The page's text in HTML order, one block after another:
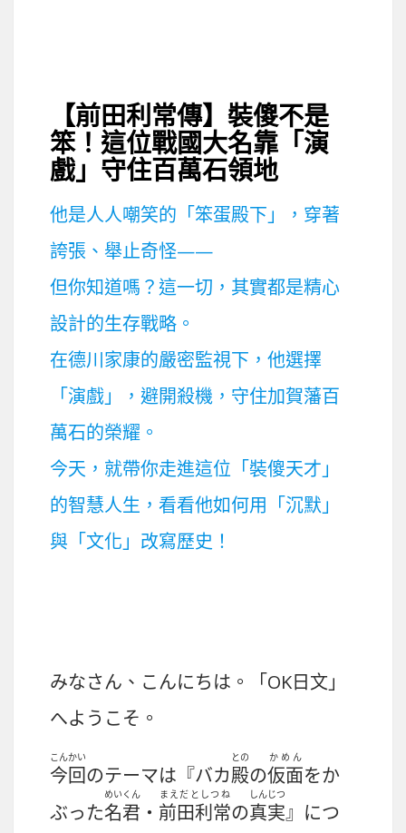
【前田利常傳】裝傻不是
笨！這位戰國大名靠「演
戲」守住百萬石領地
他是人人嘲笑的「笨蛋殿下」，穿著
誇張、舉止奇怪——
但你知道嗎？這一切，其實都是精心
設計的生存戰略。
在德川家康的嚴密監視下，他選擇
「演戲」，避開殺機，守住加賀藩百
萬石的榮耀。
今天，就帶你走進這位「裝傻天才」
的智慧人生，看看他如何用「沉默」
與「文化」改寫歷史！
みなさん、こんにちは。「OK日文」
へようこそ。
今回
こんかい
のテーマは『バカ殿
との
の仮面
かめん
をか
ぶった名君
めいくん
・ 前田利常
まえだとしつね
の真実
しんじつ
』につ